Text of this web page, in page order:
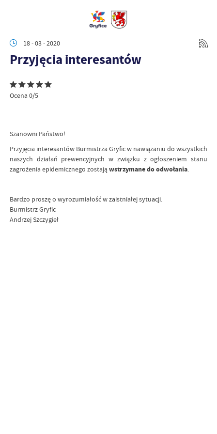
18 - 03 - 2020
Przyjęcia interesantów
Ocena 0/5
Szanowni Państwo!
Przyjęcia interesantów Burmistrza Gryfic w nawiązaniu do wszystkich
naszych działań prewencyjnych w związku z ogłoszeniem stanu
zagrożenia epidemicznego zostają wstrzymane do odwołania.
Bardzo proszę o wyrozumiałość w zaistniałej sytuacji.
Burmistrz Gryfic
Andrzej Szczygieł